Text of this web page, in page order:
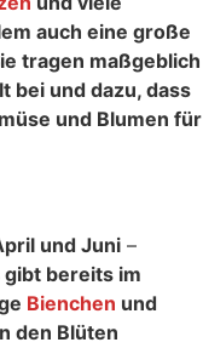
auch eine große
tragen maßgeblich
bei und dazu, dass
und Blumen für
und Juni –
gibt bereits im
Bienchen und
den Blüten